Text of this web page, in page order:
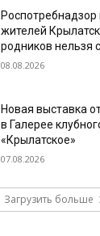
жителей
родников нельзя
08.08.2026
Новая выставка
в Галерее
«Крылатское»
07.08.2026
Загрузить больше